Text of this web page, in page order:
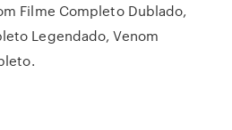
Filme Completo Dublado,
Legendado, Venom